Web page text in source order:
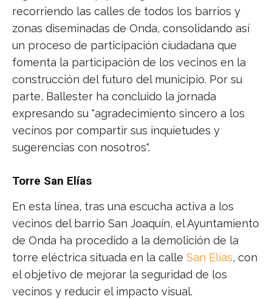
recorriendo las calles de todos los barrios y
zonas diseminadas de Onda, consolidando así
un proceso de participación ciudadana que
fomenta la participación de los vecinos en la
construcción del futuro del municipio. Por su
parte, Ballester ha concluido la jornada
expresando su "agradecimiento sincero a los
vecinos por compartir sus inquietudes y
sugerencias con nosotros".
Torre San Elías
En esta línea, tras una escucha activa a los
vecinos del barrio San Joaquín, el Ayuntamiento
de Onda ha procedido a la demolición de la
torre eléctrica situada en la calle San Elías, con
el objetivo de mejorar la seguridad de los
vecinos y reducir el impacto visual.